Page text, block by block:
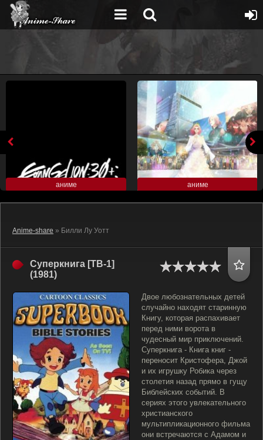
аниме аниме
Anime-share » Билли Лу Уотт
Суперкнига [ТВ-1]
(1981)
Двое любознательных детей
случайно находят старинную
Книгу, которая распахивает
перед ними ворота в
чудесный мир приключений.
Суперкнига - Книга книг -
переносит Кристофера, Джой
и их игрушку Робика через
столетия назад прямо в гущу
Библейских событий. В
сериях этого увлекательного
христианского
мультипликационного фильма
они встречаются с Адамом и